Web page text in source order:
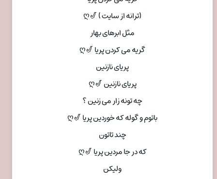
(ترانه از سایت ) 🎷ღ
مثل ابرهای بهار
گریه می کردن پریا 🎷ღ
پریای نازنین
پریای نازنین 🎷ღ
چه تونه زار می زنین ؟
باتوم و گوله که خوردین پریا 🎷ღ
چند تاتون
که در جا مردین پریا 🎷ღ
ولیکن